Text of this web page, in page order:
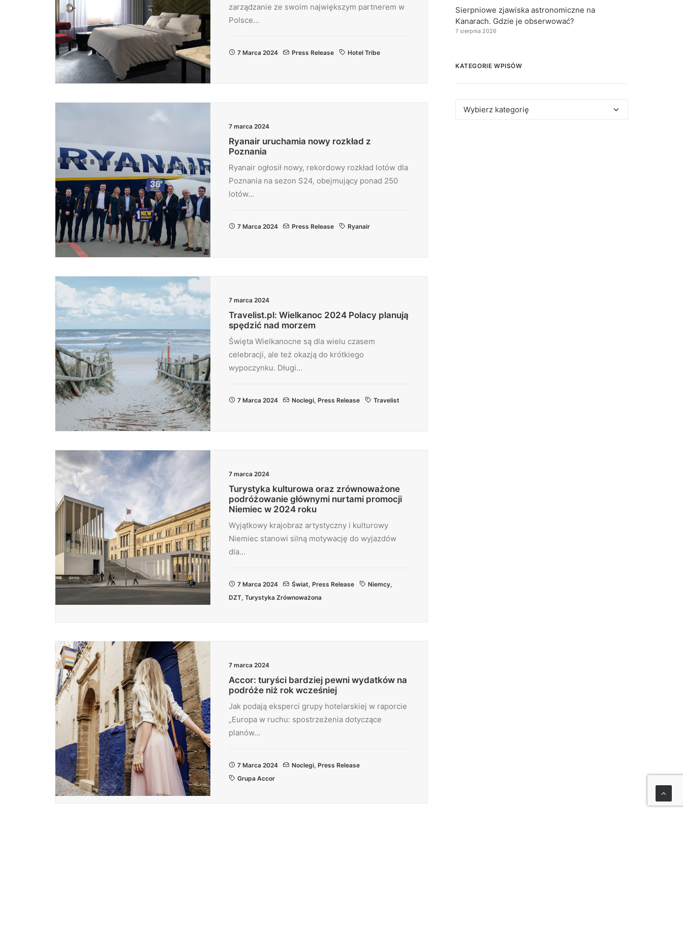
zarządzanie ze swoim największym partnerem w
Polsce…
7 Marca 2024 Press Release Hotel Tribe
7 marca 2024
Ryanair uruchamia nowy rozkład z
Poznania
Ryanair ogłosił nowy, rekordowy rozkład lotów dla
Poznania na sezon S24, obejmujący ponad 250
lotów…
7 Marca 2024 Press Release Ryanair
7 marca 2024
Travelist.pl: Wielkanoc 2024 Polacy planują
spędzić nad morzem
Święta Wielkanocne są dla wielu czasem
celebracji, ale też okazją do krótkiego
wypoczynku. Długi…
7 Marca 2024 Noclegi, Press Release Travelist
7 marca 2024
Turystyka kulturowa oraz zrównoważone
podróżowanie głównymi nurtami promocji
Niemiec w 2024 roku
Wyjątkowy krajobraz artystyczny i kulturowy
Niemiec stanowi silną motywację do wyjazdów
dla…
7 Marca 2024 Świat, Press Release Niemcy,
DZT, Turystyka Zrównoważona
7 marca 2024
Accor: turyści bardziej pewni wydatków na
podróże niż rok wcześniej
Jak podają eksperci grupy hotelarskiej w raporcie
„Europa w ruchu: spostrzeżenia dotyczące
planów…
7 Marca 2024 Noclegi, Press Release
Grupa Accor
Sierpniowe zjawiska astronomiczne na
Kanarach. Gdzie je obserwować?
7 sierpnia 2026
KATEGORIE WPISÓW
Kategorie